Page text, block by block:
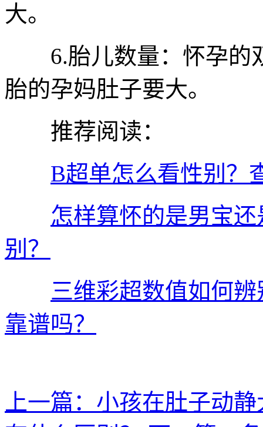
大。
6.胎儿数量：怀孕的
胎的孕妈肚子要大。
推荐阅读：
B超单怎么看性别？
怎样算怀的是男宝
别？
三维彩超数值如何
靠谱吗？
上一篇：小孩在肚子动